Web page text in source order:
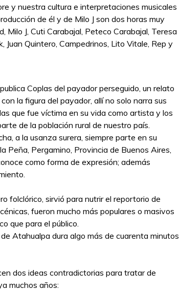
y nuestra cultura e interpretaciones musicales
de él y de Milo J son dos horas muy
J, Cuti Carabajal, Peteco Carabajal, Teresa
Juan Quintero, Campedrinos, Lito Vitale, Rep y
Coplas del payador perseguido, un relato
la figura del payador, allí no solo narra sus
que fue víctima en su vida como artista y los
de la población rural de nuestro país.
a la usanza surera, siempre parte en su
Peña, Pergamino, Provincia de Buenos Aires,
como forma de expresión; además
folclórico, sirvió para nutrir el reportorio de
fueron mucho más populares o masivos
que para el público.
Atahualpa dura algo más de cuarenta minutos,
dos ideas contradictorias para tratar de
muchos años: